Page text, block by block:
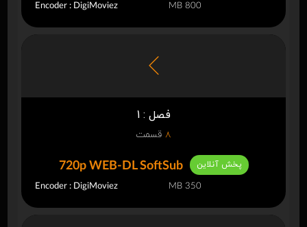
Encoder : DigiMoviez 800 MB
فصل : 1
8 قسمت
720p WEB-DL SoftSub پخش آنلاین
Encoder : DigiMoviez 350 MB